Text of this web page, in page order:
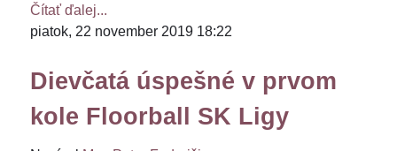
Čítať ďalej...
piatok, 22 november 2019 18:22
Dievčatá úspešné v prvom
kole Floorball SK Ligy